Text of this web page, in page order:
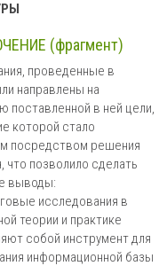
(фрагмент)
проведенные в
направлены на
поставленной в ней цели,
которой стало
посредством решения
что позволило сделать
выводы:
исследования в
теории и практике
собой инструмент для
информационной базы